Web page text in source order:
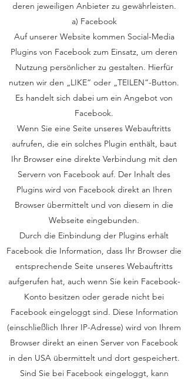
deren jeweiligen Anbieter zu gewährleisten.
a) Facebook
Auf unserer Website kommen Social-Media
Plugins von Facebook zum Einsatz, um deren
Nutzung persönlicher zu gestalten. Hierfür
nutzen wir den „LIKE“ oder „TEILEN“-Button.
Es handelt sich dabei um ein Angebot von
Facebook.
Wenn Sie eine Seite unseres Webauftritts
aufrufen, die ein solches Plugin enthält, baut
Ihr Browser eine direkte Verbindung mit den
Servern von Facebook auf. Der Inhalt des
Plugins wird von Facebook direkt an Ihren
Browser übermittelt und von diesem in die
Webseite eingebunden.
Durch die Einbindung der Plugins erhält
Facebook die Information, dass Ihr Browser die
entsprechende Seite unseres Webauftritts
aufgerufen hat, auch wenn Sie kein Facebook-
Konto besitzen oder gerade nicht bei
Facebook eingeloggt sind. Diese Information
(einschließlich Ihrer IP-Adresse) wird von Ihrem
Browser direkt an einen Server von Facebook
in den USA übermittelt und dort gespeichert.
Sind Sie bei Facebook eingeloggt, kann